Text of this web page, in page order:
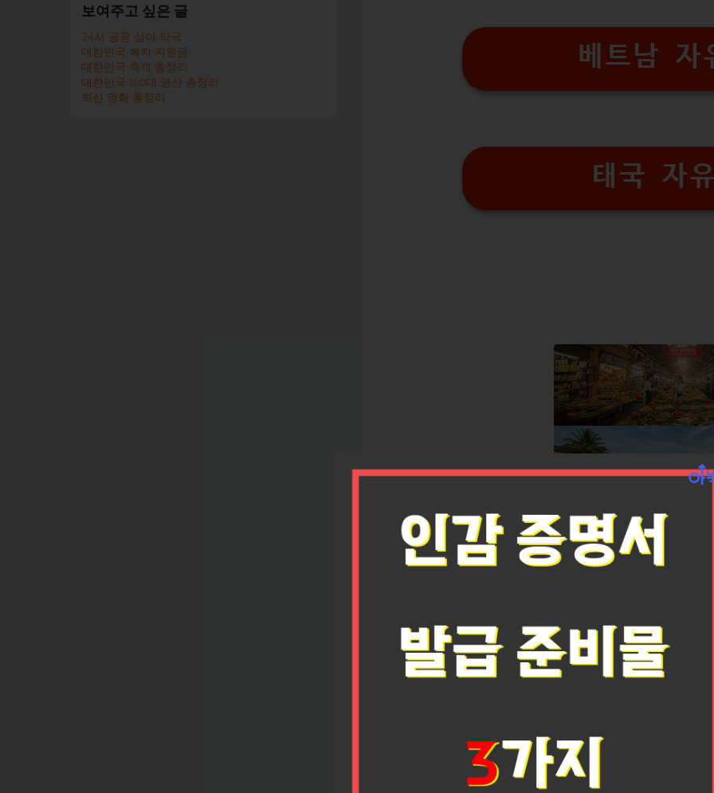
베트남 자
태국 자
✈ 아침부터 시작되는 미식 여행
시, 가이드와 함께 호이안 중앙시장을 걸
만납니다.
보여주고 싶은 글
24시 공공 심야 약국
대한민국 복지 지원금
대한민국 축제 총정리
대한민국 100대 명산 총정리
최신 영화 총정리